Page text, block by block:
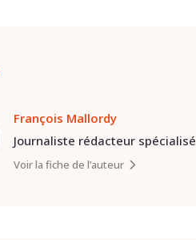
François Mallordy
Journaliste rédacteur spécialisé
Voir la fiche de l’auteur